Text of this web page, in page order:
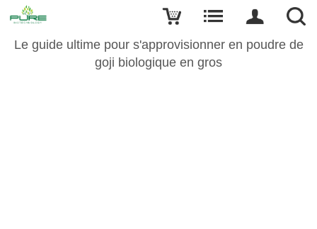
Le guide ultime pour s'approvisionner en poudre de
goji biologique en gros